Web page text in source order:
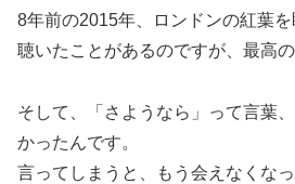
8年前の2015年、ロンドンの紅葉
聴いたことがあるのですが、最高の
そして、「さようなら」って言葉
かったんです。
言ってしまうと、もう会えなくな